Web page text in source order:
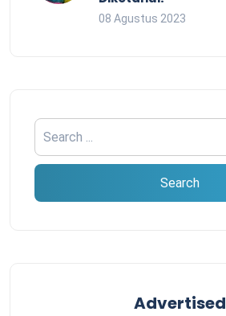
08 Agustus 2023
Advertised